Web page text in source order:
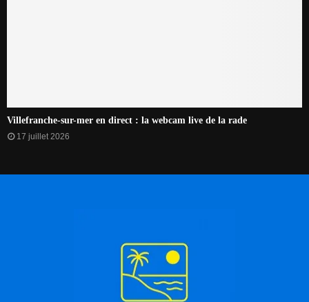
Villefranche-sur-mer en direct : la webcam live de la rade
17 juillet 2026